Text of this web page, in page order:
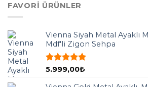
FAVORI ÜRÜNLER
Vienna Siyah Metal Ayaklı
Mdf'li Zigon Sehpa
5 üzerinden
aldı
5.999,00₺